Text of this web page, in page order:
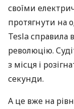
своїми
протягнути на
Tesla справила
революцію.
з місця і
секунди.
А це вже на